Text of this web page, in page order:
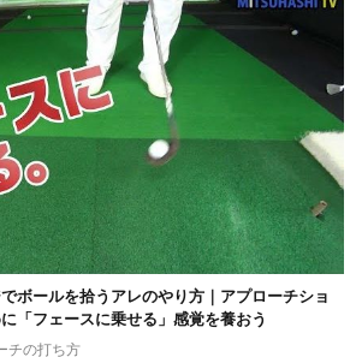
ボールを拾うアレのやり方｜アプローチショ
「フェースに乗せる」感覚を養おう
チの打ち方